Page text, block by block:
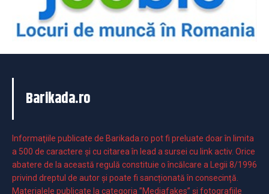
Barikada.ro
Informaţiile publicate de Barikada.ro pot fi preluate doar în limita
a 500 de caractere şi cu citarea în lead a sursei cu link activ. Orice
abatere de la această regulă constituie o încălcare a Legii 8/1996
privind dreptul de autor și poate fi sancționată în consecință.
Materialele publicate la categoria ”Mediafakes” și fotografiile